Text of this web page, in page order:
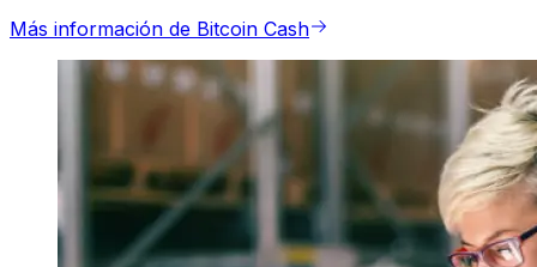
Más información de Bitcoin Cash